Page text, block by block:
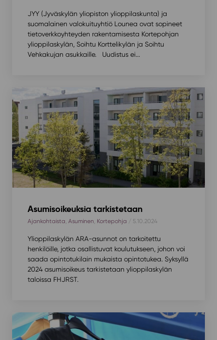
JYY (Jyväskylän yliopiston ylioppilaskunta) ja
suomalainen valokuituyhtiö Lounea ovat sopineet
tietoverkkoyhteyden rakentamisesta Kortepohjan
ylioppilaskylän, Soihtu Korttelikylän ja Soihtu
Vehkakujan asukkaille. Uudistus ei...
Asumisoikeuksia tarkistetaan
Ajankohtaista Asuminen Kortepohja / 5.10.2024
Ylioppilaskylän ARA-asunnot on tarkoitettu
henkilöille, jotka osallistuvat koulutukseen, johon voi
saada opintotukilain mukaista opintotukea. Syksyllä
2024 asumisoikeus tarkistetaan ylioppilaskylän
taloissa FHJRST.